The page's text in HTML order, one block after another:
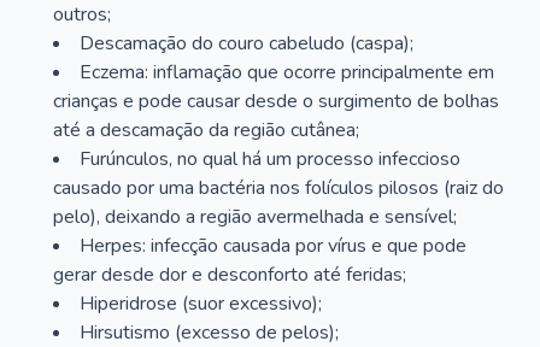
outros;
Descamação do couro cabeludo (caspa);
Eczema: inflamação que ocorre principalmente em
crianças e pode causar desde o surgimento de bolhas
até a descamação da região cutânea;
Furúnculos, no qual há um processo infeccioso
causado por uma bactéria nos folículos pilosos (raiz do
pelo), deixando a região avermelhada e sensível;
Herpes: infecção causada por vírus e que pode
gerar desde dor e desconforto até feridas;
Hiperidrose (suor excessivo);
Hirsutismo (excesso de pelos);